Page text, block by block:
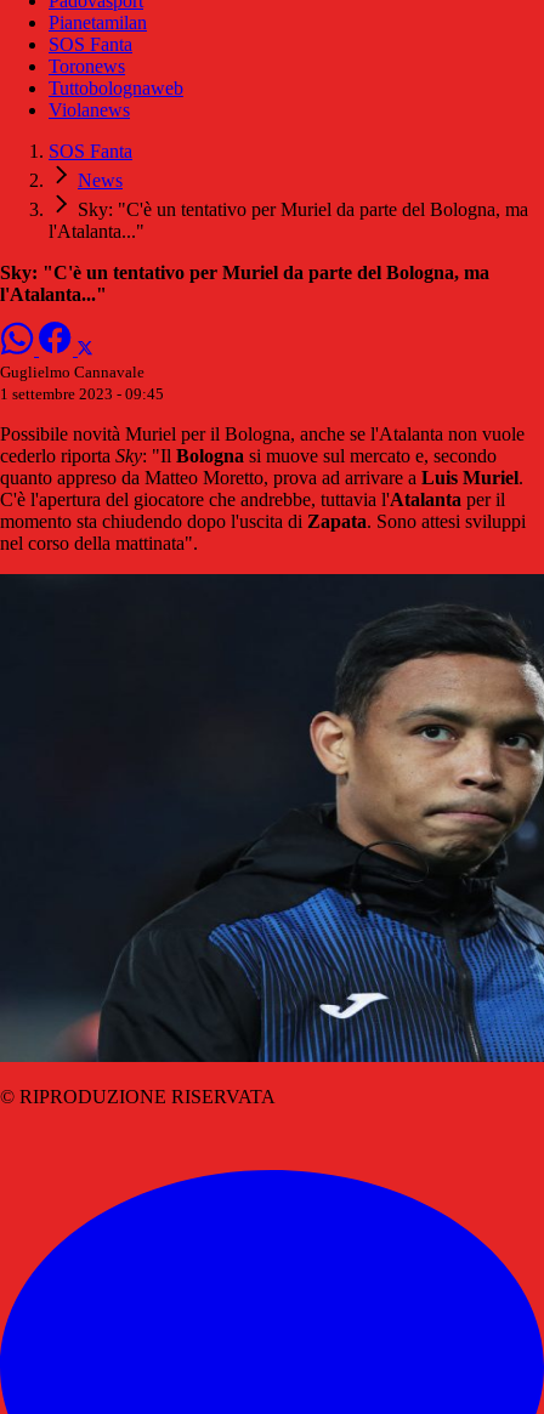
Pianetamilan
SOS Fanta
Toronews
Tuttobolognaweb
Violanews
SOS Fanta
News
Sky: "C'è un tentativo per Muriel da parte del Bologna, ma
l'Atalanta..."
Sky: "C'è un tentativo per Muriel da parte del Bologna, ma
l'Atalanta..."
Guglielmo Cannavale
1 settembre 2023 - 09:45
Possibile novità Muriel per il Bologna, anche se l'Atalanta non vuole
cederlo riporta Sky: "Il Bologna si muove sul mercato e, secondo
quanto appreso da Matteo Moretto, prova ad arrivare a Luis Muriel.
C'è l'apertura del giocatore che andrebbe, tuttavia l'Atalanta per il
momento sta chiudendo dopo l'uscita di Zapata. Sono attesi sviluppi
nel corso della mattinata".
© RIPRODUZIONE RISERVATA